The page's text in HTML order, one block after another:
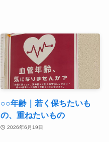
○○年齢｜若く保ちたいも
の、重ねたいもの
2026年6月19日